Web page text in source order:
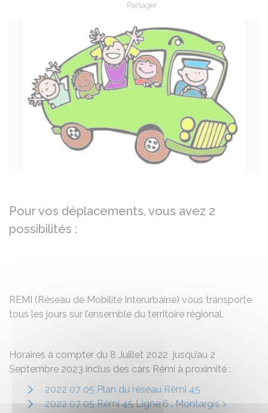
Partager
Pour vos déplacements, vous avez 2
possibilités :
REMI (Réseau de Mobilité Interurbaine) vous transporte
tous les jours sur l’ensemble du territoire régional.
Horaires à compter du 8 Juillet 2022 jusqu’au 2
Septembre 2023 inclus des cars Rémi à proximité :
2022 07 05 Plan du réseau Rémi 45
2022 07 05 Rémi 45 Ligne 6 : Montargis >